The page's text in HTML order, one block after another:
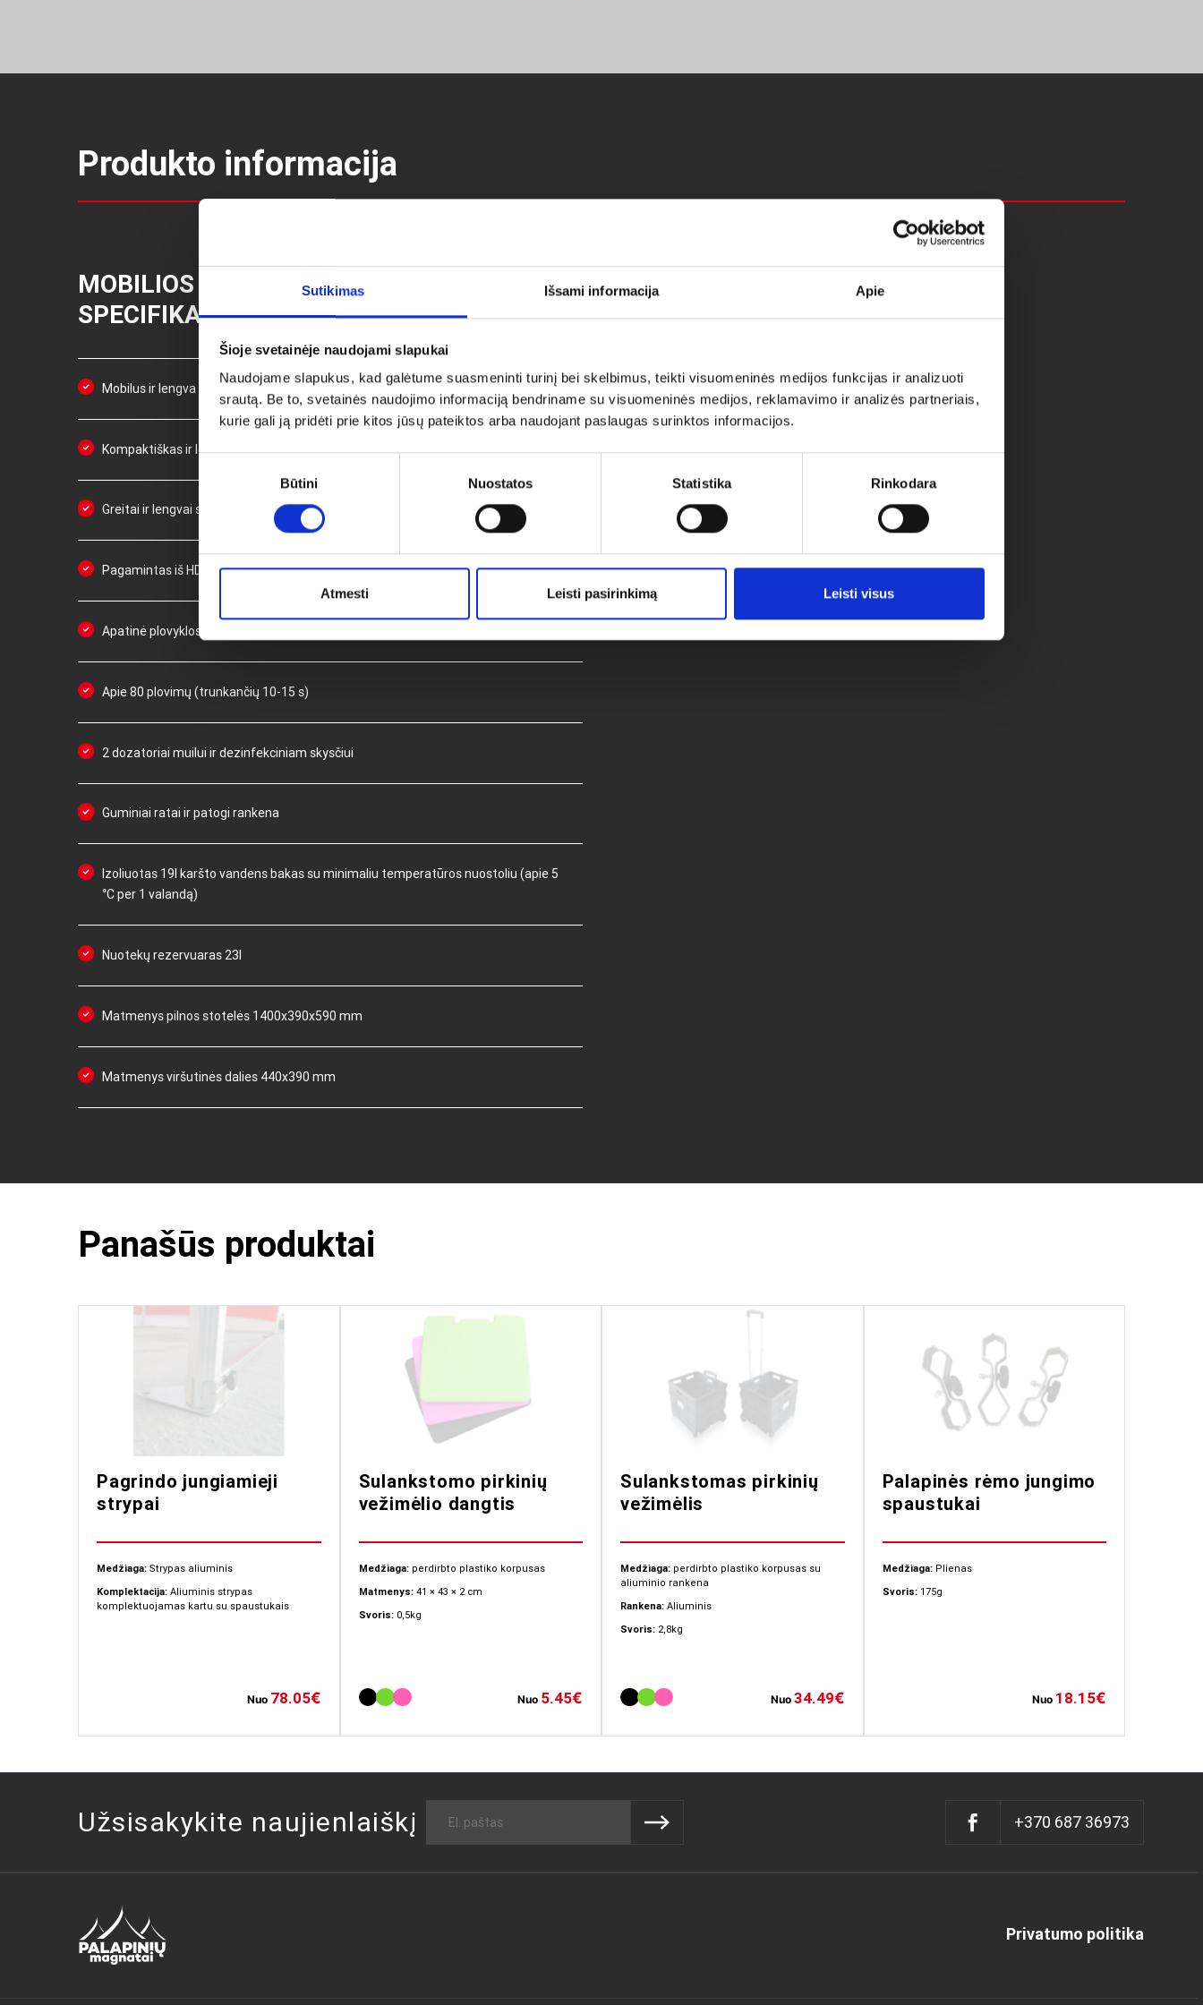
Sutikimas Išsami informacija Apie
Šioje svetainėje naudojami slapukai
Naudojame slapukus, kad galėtume suasmeninti turinį bei skelbimus, teikti visuomeninės medijos funkcijas ir analizuoti
srautą. Be to, svetainės naudojimo informaciją bendriname su visuomeninės medijos, reklamavimo ir analizės partneriais,
kurie gali ją pridėti prie kitos jūsų pateiktos arba naudojant paslaugas surinktos informacijos.
pasirinkimas
Būtini Nuostatos Statistika Rinkodara
Atmesti Leisti pasirinkimą Leisti visus
Produkto informacija
MOBILIOS VANDENS STOTELĖS
SPECIFIKACIJOS
Mobilus ir lengva transportuoti
Kompaktiškas ir lengvas
Greitai ir lengvai sustatomas nereikalaujantis papildomų jungčių
Pagamintas iš HDPE ilgalaikės ir patvarios medžiagos.
Apatinė plovyklos dalis nuimama, kad stotelė būtų dar kompaktiškesnė
Apie 80 plovimų (trunkančių 10-15 s)
2 dozatoriai muilui ir dezinfekciniam skysčiui
Guminiai ratai ir patogi rankena
Izoliuotas 19l karšto vandens bakas su minimaliu temperatūros nuostoliu (apie 5
°C per 1 valandą)
Nuotekų rezervuaras 23l
Matmenys pilnos stotelės 1400x390x590 mm
Matmenys viršutinės dalies 440x390 mm
Panašūs produktai
Pagrindo jungiamieji
strypai
Medžiaga: Strypas aliuminis
Komplektacija: Aliuminis strypas
komplektuojamas kartu su spaustukais
Nuo 78.05€
Sulankstomo pirkinių
vežimėlio dangtis
Medžiaga:perdirbto plastiko korpusas
Matmenys:41 × 43 × 2 cm
Svoris: 0,5kg
Nuo 5.45€
Sulankstomas pirkinių
vežimėlis
Medžiaga: perdirbto plastiko korpusas su
aliuminio rankena
Rankena: Aliuminis
Svoris: 2,8kg
Nuo 34.49€
Palapinės rėmo jungimo
spaustukai
Medžiaga:Plienas
Svoris:175g
Nuo 18.15€
Užsisakykite naujienlaiškį +370 687 36973
Privatumo politika